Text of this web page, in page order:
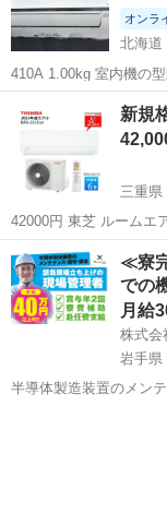
オンラ
北海道
410A 1.00kg 室内機の
登別市 季
新規
三重県
42000円 東芝 ルーム
三重 鈴鹿市 白
≪寮
での
月給
株式会
岩手県
半導体製造装置のメンテ